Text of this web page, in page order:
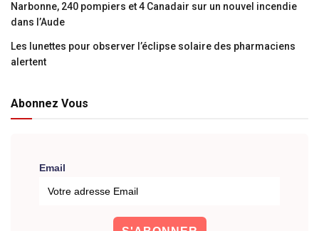
Narbonne, 240 pompiers et 4 Canadair sur un nouvel incendie
dans l’Aude
Les lunettes pour observer l’éclipse solaire des pharmaciens
alertent
Abonnez Vous
Email